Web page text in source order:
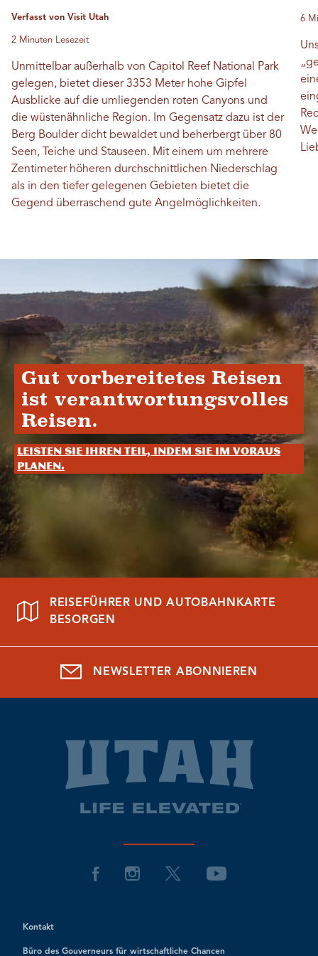
Verfasst von Visit Utah
2 Minuten Lesezeit
Unmittelbar außerhalb von Capitol Reef National Park
gelegen, bietet dieser 3353 Meter hohe Gipfel
Ausblicke auf die umliegenden roten Canyons und
die wüstenähnliche Region. Im Gegensatz dazu ist der
Berg Boulder dicht bewaldet und beherbergt über 80
Seen, Teiche und Stauseen. Mit einem um mehrere
Zentimeter höheren durchschnittlichen Niederschlag
als in den tiefer gelegenen Gebieten bietet die
Gegend überraschend gute Angelmöglichkeiten.
6
Gut vorbereitetes Reisen
ist verantwortungsvolles
Reisen.
Leisten Sie Ihren Teil, indem Sie im Voraus
planen.
REISEFÜHRER UND AUTOBAHNKARTE
BESORGEN
NEWSLETTER ABONNIEREN
Kontakt
Büro des Gouverneurs für wirtschaftliche Chancen